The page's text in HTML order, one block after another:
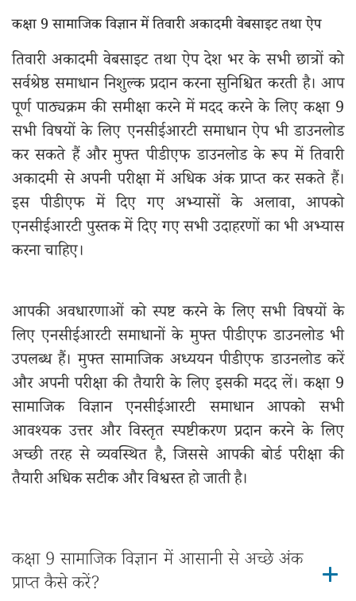
कक्षा 9 सामाजिक विज्ञान में तिवारी अकादमी वेबसाइट तथा ऐप
तिवारी अकादमी वेबसाइट तथा ऐप देश भर के सभी छात्रों को
सर्वश्रेष्ठ समाधान निशुल्क प्रदान करना सुनिश्चित करती है। आप
पूर्ण पाठ्यक्रम की समीक्षा करने में मदद करने के लिए कक्षा 9
सभी विषयों के लिए एनसीईआरटी समाधान ऐप भी डाउनलोड
कर सकते हैं और मुफ्त पीडीएफ डाउनलोड के रूप में तिवारी
अकादमी से अपनी परीक्षा में अधिक अंक प्राप्त कर सकते हैं।
इस पीडीएफ में दिए गए अभ्यासों के अलावा, आपको
एनसीईआरटी पुस्तक में दिए गए सभी उदाहरणों का भी अभ्यास
करना चाहिए।
आपकी अवधारणाओं को स्पष्ट करने के लिए सभी विषयों के
लिए एनसीईआरटी समाधानों के मुफ्त पीडीएफ डाउनलोड भी
उपलब्ध हैं। मुफ्त सामाजिक अध्ययन पीडीएफ डाउनलोड करें
और अपनी परीक्षा की तैयारी के लिए इसकी मदद लें। कक्षा 9
सामाजिक विज्ञान एनसीईआरटी समाधान आपको सभी
आवश्यक उत्तर और विस्तृत स्पष्टीकरण प्रदान करने के लिए
अच्छी तरह से व्यवस्थित है, जिससे आपकी बोर्ड परीक्षा की
तैयारी अधिक सटीक और विश्वस्त हो जाती है।
कक्षा 9 सामाजिक विज्ञान में आसानी से अच्छे अंक
प्राप्त कैसे करें?